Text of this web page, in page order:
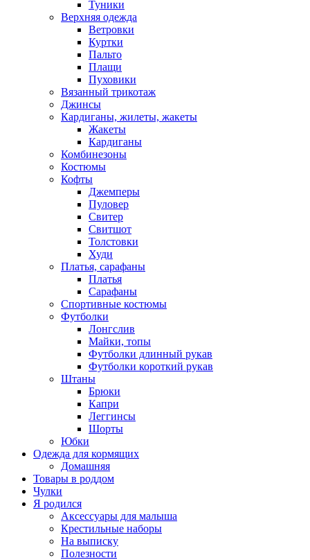
Туники
Верхняя одежда
Ветровки
Куртки
Пальто
Плащи
Пуховики
Вязанный трикотаж
Джинсы
Кардиганы, жилеты, жакеты
Жакеты
Кардиганы
Комбинезоны
Костюмы
Кофты
Джемперы
Пуловер
Свитер
Свитшот
Толстовки
Худи
Платья, сарафаны
Платья
Сарафаны
Спортивные костюмы
Футболки
Лонгслив
Майки, топы
Футболки длинный рукав
Футболки короткий рукав
Штаны
Брюки
Капри
Леггинсы
Шорты
Юбки
Одежда для кормящих
Домашняя
Товары в роддом
Чулки
Я родился
Аксессуары для малыша
Крестильные наборы
На выписку
Полезности